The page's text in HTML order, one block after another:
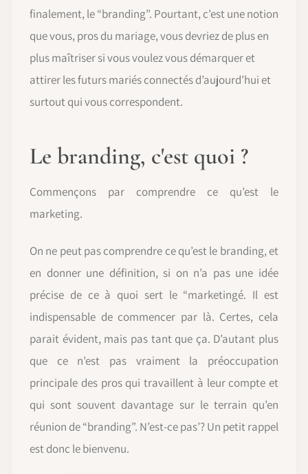
finalement, le “branding”. Pourtant, c’est une notion
que vous, pros du mariage, vous devriez de plus en
plus maîtriser si vous voulez vous démarquer et
attirer les futurs mariés connectés d’aujourd’hui et
surtout qui vous correspondent.
Le branding, c'est quoi ?
Commençons par comprendre ce qu’est le
marketing.
On ne peut pas comprendre ce qu’est le branding, et
en donner une définition, si on n’a pas une idée
précise de ce à quoi sert le “marketingé. Il est
indispensable de commencer par là. Certes, cela
parait évident, mais pas tant que ça. D’autant plus
que ce n’est pas vraiment la préoccupation
principale des pros qui travaillent à leur compte et
qui sont souvent davantage sur le terrain qu’en
réunion de “branding”. N’est-ce pas’? Un petit rappel
est donc le bienvenu.